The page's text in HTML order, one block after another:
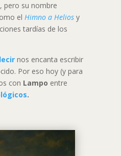
, pero su nombre
el Himno a Heliosy
tardías de los
nos encanta escribir
Por eso hoy (y para
con Lampo entre
.